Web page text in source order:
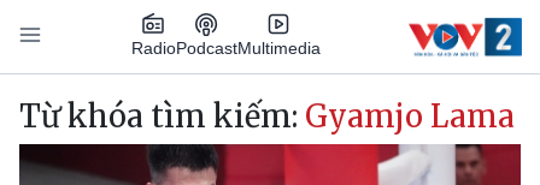
Nhảy đến nội dung
RadioPodcastMultimedia
Main navigation
Từ khóa tìm kiếm: Gyamjo Lama